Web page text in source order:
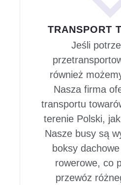
TRANSPORT
Jeśli
również
Nasza firma
transportu
terenie Polski,
Nasze busy są
boksy
rowerowe, co
przewóz